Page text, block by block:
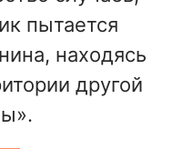
пытается
находясь
другой